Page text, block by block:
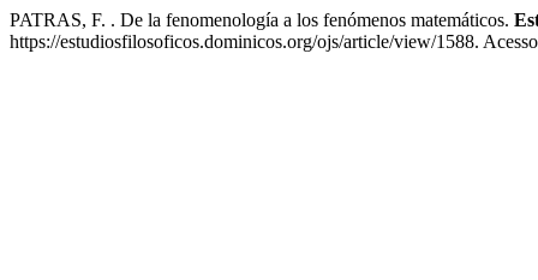
PATRAS, F. . De la fenomenología a los fenómenos matemáticos.
https://estudiosfilosoficos.dominicos.org/ojs/article/view/1588.